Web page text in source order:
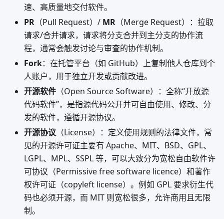
速、高质量地交付软件。
PR （Pull Request）/ MR （Merge Request）：拉取
请求/合并请求，请求将分支合并到主分支的协作流
程，通常会触发讨论与审查的协作机制。
Fork：在托管平台（如 GitHub）上复制他人仓库到个
人账户，用于独立开发或贡献改进。
开源软件 （Open Source Software）：全称“开放源
代码软件”，是指源代码公开并可自由使用、修改、分
发的软件，遵循开源协议。
开源协议 （License）：定义使用规则的法律文件，常
见的开源许可证主要有 Apache、MIT、BSD、GPL、
LGPL、MPL、SSPL 等，可以大致分为宽松自由软件许
可协议（Permissive free software licence）和著作
权许可证（copyleft license）。例如 GPL 要求衍生代
码也必须开源，而 MIT 则宽松很多，允许商用且无限
制。